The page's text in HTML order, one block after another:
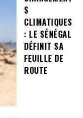
S
CLIMATIQUES
: LE SÉNÉGAL
DÉFINIT SA
FEUILLE DE
ROUTE